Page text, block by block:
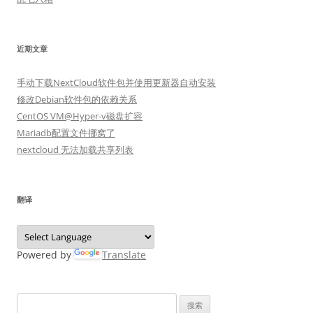
近期文章
手动下载NextCloud软件包并使用更新器自动安装
修改Debian软件包的依赖关系
CentOS VM@Hyper-v磁盘扩容
Mariadb配置文件挪窝了
nextcloud 无法加载共享列表
翻译
Powered by Translate